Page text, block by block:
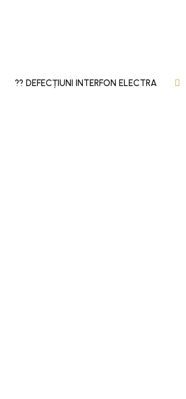
?‍? DEFECȚIUNI INTERFON ELECTRA